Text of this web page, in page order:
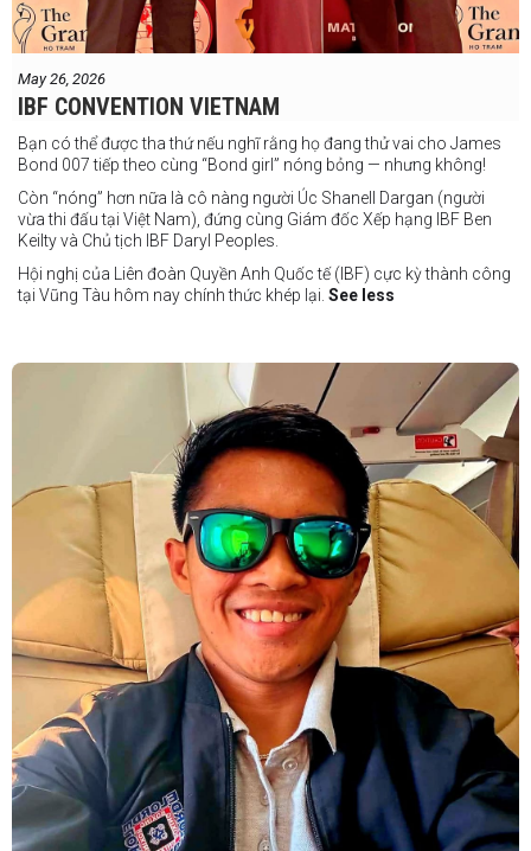
May 26, 2026
IBF CONVENTION VIETNAM
Bạn có thể được tha thứ nếu nghĩ rằng họ đang thử vai cho James
Bond 007 tiếp theo cùng “Bond girl” nóng bỏng — nhưng không!
Còn “nóng” hơn nữa là cô nàng người Úc Shanell Dargan (người
vừa thi đấu tại Việt Nam), đứng cùng Giám đốc Xếp hạng IBF Ben
Keilty và Chủ tịch IBF Daryl Peoples.
Hội nghị của Liên đoàn Quyền Anh Quốc tế (IBF) cực kỳ thành công
tại Vũng Tàu hôm nay chính thức khép lại. See less